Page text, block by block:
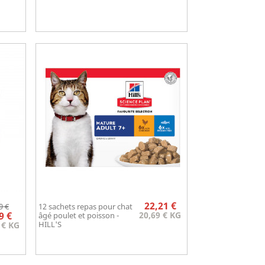
€
€
KG
12 sachets repas pour chat
âgé poulet et poisson -
HILL'S
Prix
22,21 €
20,69 € KG
Aperçu rapide